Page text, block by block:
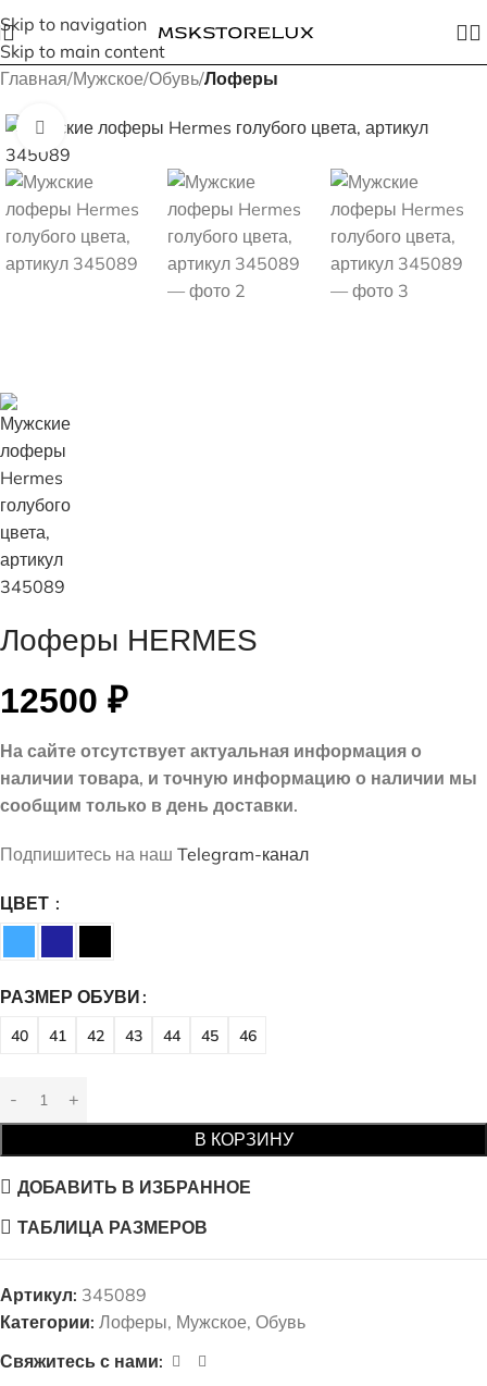
Skip to navigation
Skip to main content
Главная Мужское Обувь Лоферы
Увеличить изображение
Лоферы HERMES
12500 ₽
На сайте отсутствует актуальная информация о
наличии товара, и точную информацию о наличии мы
сообщим только в день доставки.
Подпишитесь на наш Telegram-канал
ЦВЕТ
РАЗМЕР ОБУВИ
40 41 42 43 44 45 46
В КОРЗИНУ
ДОБАВИТЬ В ИЗБРАННОЕ
ТАБЛИЦА РАЗМЕРОВ
Артикул: 345089
Категории: Лоферы, Мужское, Обувь
Свяжитесь с нами: